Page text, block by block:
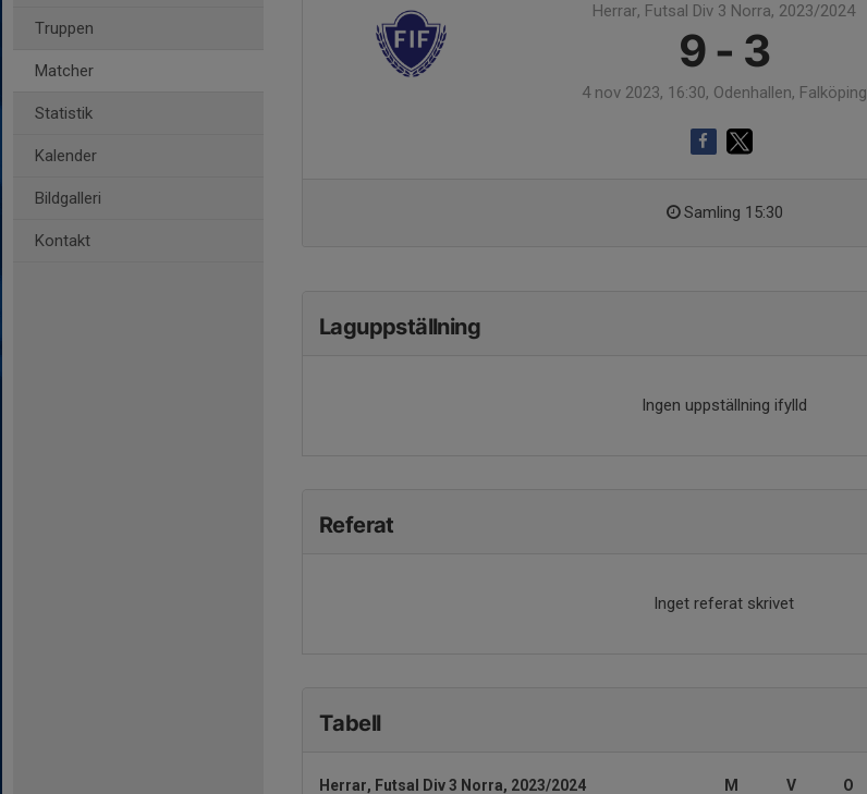
Truppen
Matcher
Statistik
Kalender
Bildgalleri
Kontakt
Herrar, Futsal Div 3 Norra, 2023/2024
9 - 3
4 nov 2023, 16:30, Odenhallen, Falköping
Samling 15:30
Laguppställning
Ingen uppställning ifylld
Referat
Inget referat skrivet
Tabell
Herrar, Futsal Div 3 Norra, 2023/2024 M V O